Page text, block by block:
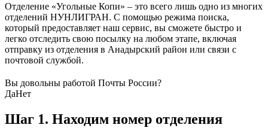
Отделение «Угольные Копи» – это всего лишь одно из многих
отделений НУНЛИГРАН. С помощью режима поиска,
который предоставляет наш сервис, вы сможете быстро и
легко отследить свою посылку на любом этапе, включая
отправку из отделения в Анадырский район или связи с
почтовой службой.
Вы довольны работой Почты России?
ДаНет
Шаг 1. Находим номер отделения